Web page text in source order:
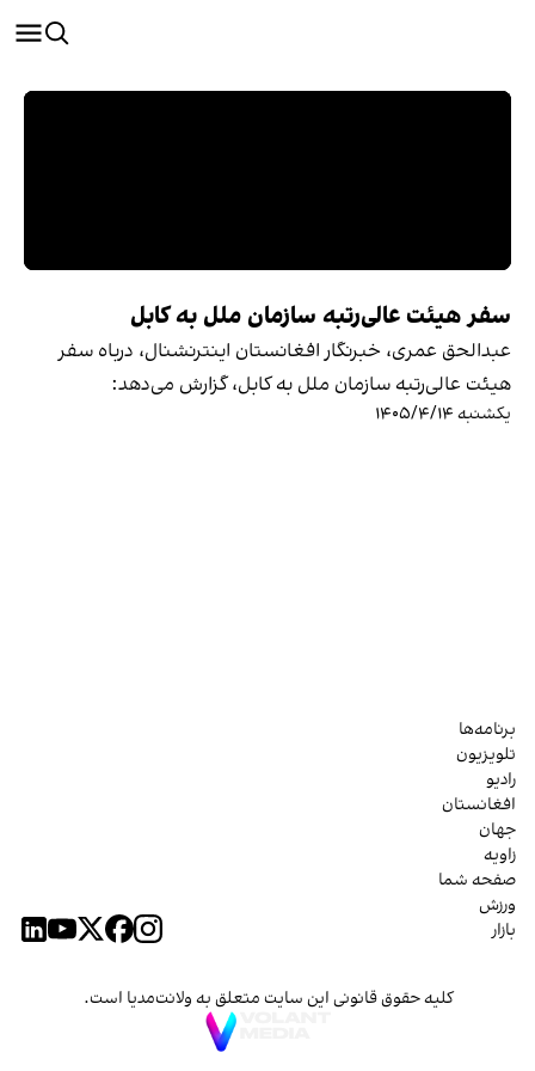
سفر هیئت عالی‌رتبه سازمان ملل به کابل
عبدالحق عمری، خبرنگار افغانستان اینترنشنال، درباه سفر
هیئت عالی‌رتبه سازمان ملل به کابل، گزارش می‌دهد:
یکشنبه ۱۴۰۵/۴/۱۴
برنامه‌ها
تلویزیون
رادیو
افغانستان
جهان
زاویه
صفحه شما
ورزش
بازار
کلیه حقوق قانونی این سایت متعلق به ولانت‌مدیا است.